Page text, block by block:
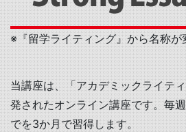
※『留学ライティング』から名称が
当講座は、「アカデミックライテ
発されたオンライン講座です。毎
でを3か月で習得します。